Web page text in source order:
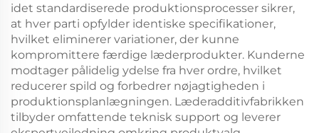
idet standardiserede produktionsprocesser sikrer,
at hver parti opfylder identiske specifikationer,
hvilket eliminerer variationer, der kunne
kompromittere færdige læderprodukter. Kunderne
modtager pålidelig ydelse fra hver ordre, hvilket
reducerer spild og forbedrer nøjagtigheden i
produktionsplanlægningen. Læderadditivfabrikken
tilbyder omfattende teknisk support og leverer